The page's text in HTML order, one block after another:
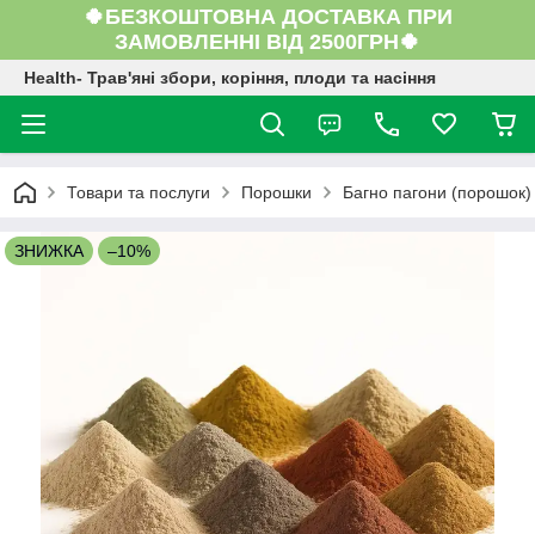
🍀БЕЗКОШТОВНА ДОСТАВКА ПРИ
ЗАМОВЛЕННІ ВІД 2500ГРН🍀
Health- Трав'яні збори, коріння, плоди та насіння
Товари та послуги Порошки Багно пагони (порошок)
ЗНИЖКА –10%